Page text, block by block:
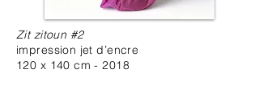
Zit zitoun #2
impression jet d’encre
120 x 140 cm - 2018